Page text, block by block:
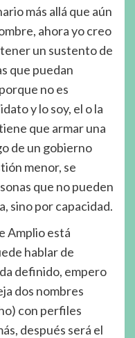
más allá que aún
ahora yo creo
un sustento de
que puedan
no es
y lo soy, el o la
que armar una
de un gobierno
menor, se
que no pueden
sino por capacidad.
Amplio está
hablar de
definido, empero
dos nombres
con perfiles
después será el